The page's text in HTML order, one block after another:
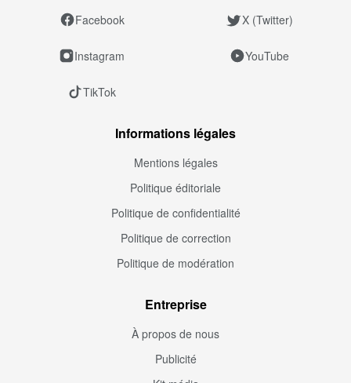
Facebook X (Twitter)
Instagram YouTube
TikTok
Informations légales
Mentions légales
Politique éditoriale
Politique de confidentialité
Politique de correction
Politique de modération
Entreprise
À propos de nous
Publicité